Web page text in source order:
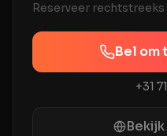
Reserveer
Bel om
+31